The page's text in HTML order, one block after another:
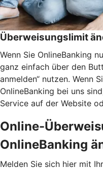
Überweisungslimit
Wenn Sie OnlineBanking
ganz einfach über den
anmelden“ nutzen. Wenn
OnlineBanking bei uns
Service auf der Website
Online-
OnlineBanking
Melden Sie sich hier mit